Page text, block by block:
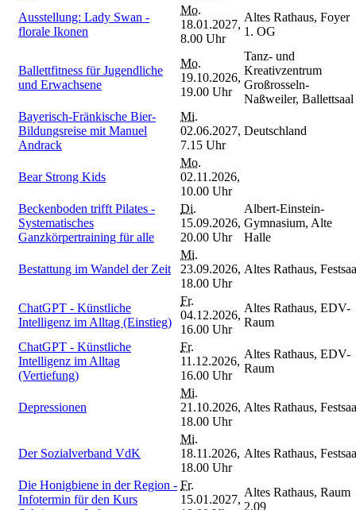
Ausstellung: Lady Swan -
florale Ikonen
Mo.
18.01.2027,
8.00 Uhr
Altes Rathaus, Foyer
1. OG
Ballettfitness für Jugendliche
und Erwachsene
Mo.
19.10.2026,
19.00 Uhr
Tanz- und
Kreativzentrum
Großrosseln-
Naßweiler, Ballettsaal
Bayerisch-Fränkische Bier-
Bildungsreise mit Manuel
Andrack
Mi.
02.06.2027,
7.15 Uhr
Deutschland
Bear Strong Kids
Mo.
02.11.2026,
10.00 Uhr
Beckenboden trifft Pilates -
Systematisches
Ganzkörpertraining für alle
Di.
15.09.2026,
20.00 Uhr
Albert-Einstein-
Gymnasium, Alte
Halle
Bestattung im Wandel der Zeit
Mi.
23.09.2026,
18.00 Uhr
Altes Rathaus,
ChatGPT - Künstliche
Intelligenz im Alltag (Einstieg)
Fr.
04.12.2026,
16.00 Uhr
Altes Rathaus, EDV-
Raum
ChatGPT - Künstliche
Intelligenz im Alltag
(Vertiefung)
Fr.
11.12.2026,
16.00 Uhr
Altes Rathaus, EDV-
Raum
Depressionen
Mi.
21.10.2026,
18.00 Uhr
Altes Rathaus,
Der Sozialverband VdK
Mi.
18.11.2026,
18.00 Uhr
Altes Rathaus,
Die Honigbiene in der Region -
Infotermin für den Kurs
Fr.
15.01.2027,
Altes Rathaus, Raum
2.09